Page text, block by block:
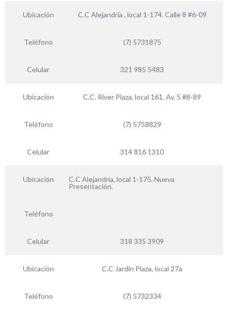
Ubicación C.C Alejandría , local 1-174. Calle 8 #6-09
Teléfono (7) 5731875
Celular 321 985 5483
Ubicación C.C. River Plaza, local 161. Av. 5 #8-89
Teléfono (7) 5758829
Celular 314 816 1310
Ubicación
C.C Alejandría, local 1-175. Nueva
Presentación.
Teléfono
Celular 318 335 3909
Ubicación C.C Jardín Plaza, local 27a
Teléfono (7) 5732334